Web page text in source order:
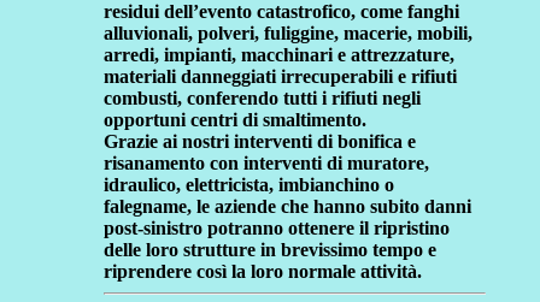
residui dell’evento catastrofico, come fanghi
alluvionali, polveri, fuliggine, macerie, mobili,
arredi, impianti, macchinari e attrezzature,
materiali danneggiati irrecuperabili e rifiuti
combusti, conferendo tutti i rifiuti negli
opportuni centri di smaltimento.
Grazie ai nostri interventi di bonifica e
risanamento con interventi di muratore,
idraulico, elettricista, imbianchino o
falegname, le aziende che hanno subito danni
post-sinistro potranno ottenere il ripristino
delle loro strutture in brevissimo tempo e
riprendere così la loro normale attività.